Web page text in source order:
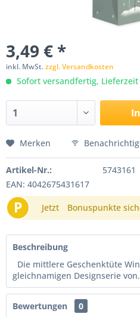
3,49 € *
inkl. MwSt.zzgl. Versandkosten
Sofort versandfertig, Lieferzeit
Merken
Artikel-Nr.:
5743161
EAN: 4042675431617
P Jetzt Bonuspunkte
Beschreibung
Die mittlere Geschenktüte
gleichnamigen Designserie
Bewertungen
0